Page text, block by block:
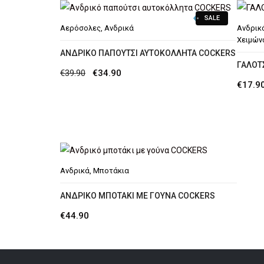
was:
€89.90.
τιμή
είναι:
SALE
Αερόσολες, Ανδρικά
ΑΝΔΡΙΚΌ ΠΑΠΟΎΤΣΙ ΑΥΤΟΚΌΛΛΗΤΑ COCKERS
€39.90
Original
€34.90
€
Ανδρικά, Μποτάκια
ΑΝΔΡΙΚΌ ΜΠΟΤΆΚΙ ΜΕ ΓΟΎΝΑ COCKERS
€44.90